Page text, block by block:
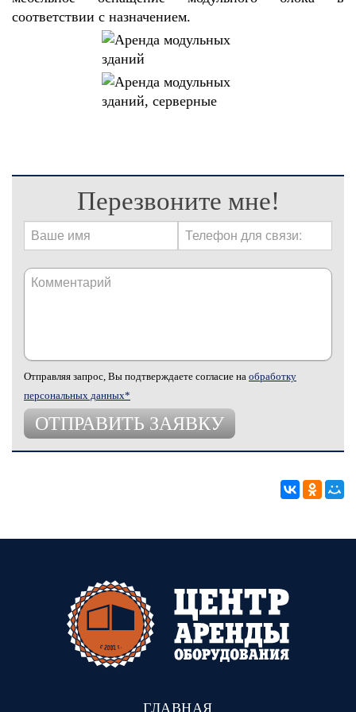
соответствии с назначением.
Перезвоните мне!
Отправляя запрос, Вы подтверждаете согласие на обработку
персональных данных*
ГЛАВНАЯ